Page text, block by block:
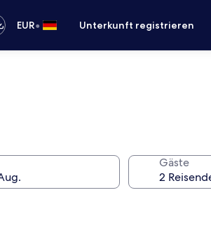
EUR• Unterkunft registrieren
Gäste